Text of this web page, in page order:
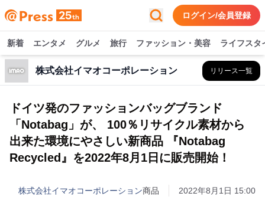
ログイン/会員登録
新着 エンタメ グルメ 旅行 ファッション・美容 ライフスタ
株式会社イマオコーポレーション リリース一覧
ドイツ発のファッションバッグブランド
「Notabag」が、 100％リサイクル素材から
出来た環境にやさしい新商品 『Notabag
Recycled』を2022年8月1日に販売開始！
株式会社イマオコーポレーション商品 2022年8月1日 15:00